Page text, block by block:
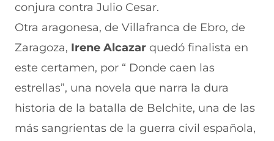
conjura contra Julio Cesar.
Otra aragonesa, de Villafranca de Ebro, de
Zaragoza, Irene Alcazar quedó finalista en
este certamen, por “ Donde caen las
estrellas”, una novela que narra la dura
historia de la batalla de Belchite, una de las
más sangrientas de la guerra civil española,